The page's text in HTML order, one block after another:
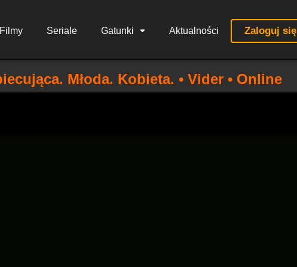
Seriale Gatunki Aktualności Zaloguj się
Młoda. Kobieta. • Vider • Online